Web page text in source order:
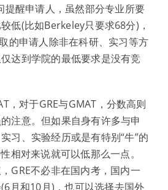
提醒申请人，虽然部分专业所要
低(比如Berkeley只要求68分)，
的申请人除非在科研、实习等方
达到学院的最低要求是没有竞
，对于GRE与GMAT，分数高则
注意。但如果自身有许多与申
习、实验经历或是有特别“牛”的
相对来说就可以低那么一点。
GRE不必非在国内考，国内一
月和10月)，也可以选择去国外